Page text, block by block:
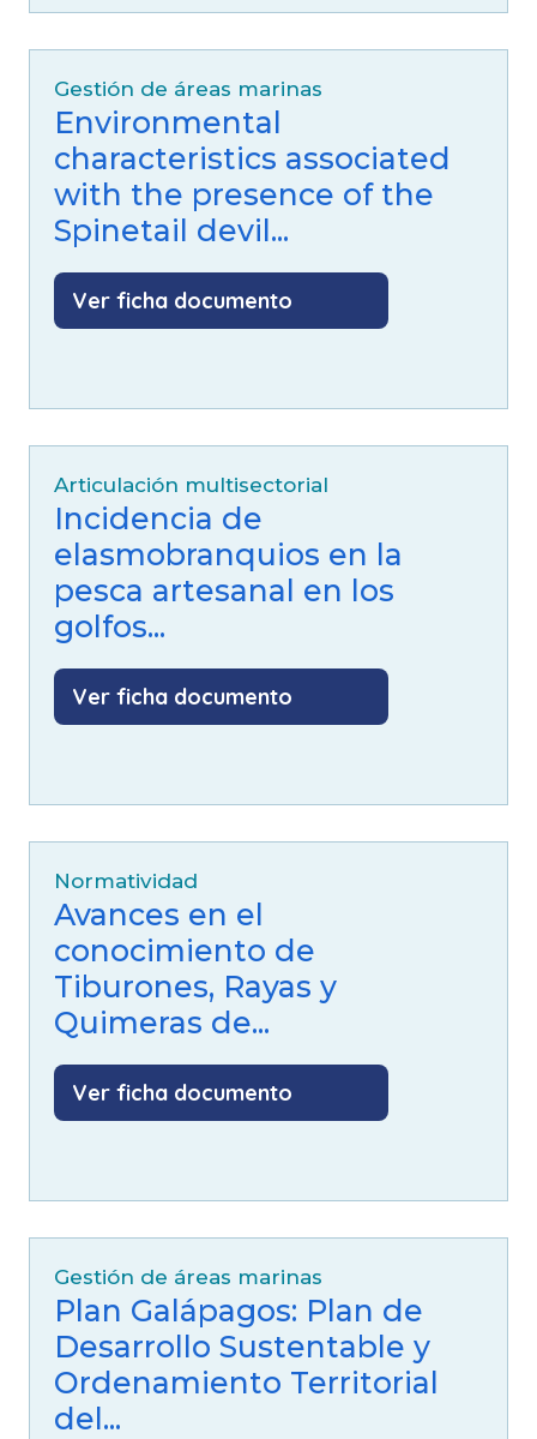
Gestión de áreas marinas
Environmental
characteristics associated
with the presence of the
Spinetail devil...
Ver ficha documento
Articulación multisectorial
Incidencia de
elasmobranquios en la
pesca artesanal en los
golfos...
Ver ficha documento
Normatividad
Avances en el
conocimiento de
Tiburones, Rayas y
Quimeras de...
Ver ficha documento
Gestión de áreas marinas
Plan Galápagos: Plan de
Desarrollo Sustentable y
Ordenamiento Territorial
del...